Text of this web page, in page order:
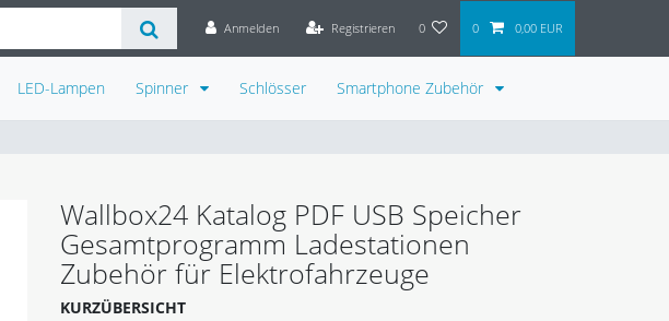
Anmelden Registrieren 0 0 0,00 EUR
LED-Lampen Spinner Schlösser Smartphone Zubehör
Wallbox24 Katalog PDF USB Speicher
Gesamtprogramm Ladestationen
Zubehör für Elektrofahrzeuge
KURZÜBERSICHT